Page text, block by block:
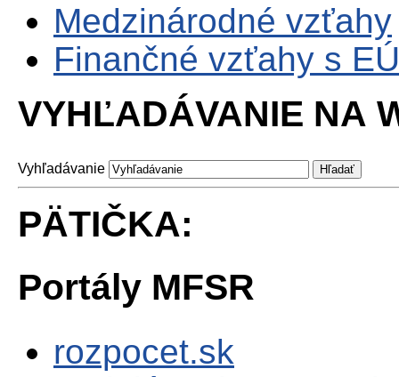
Medzinárodné vzťahy
Finančné vzťahy s EÚ
VYHĽADÁVANIE NA
Vyhľadávanie
PÄTIČKA:
Portály MFSR
rozpocet.sk